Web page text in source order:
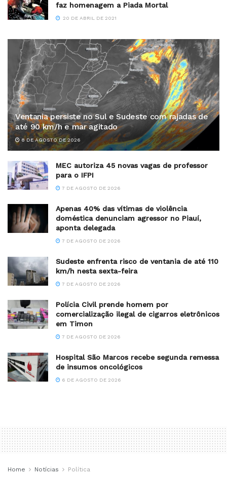
faz homenagem a Piada Mortal
20 DE ABRIL DE 2021
Ventania persiste no Sul e Sudeste com rajadas de
até 90 km/h e mar agitado
8 DE AGOSTO DE 2026
MEC autoriza 45 novas vagas de professor
para o IFPI
7 DE AGOSTO DE 2026
Apenas 40% das vítimas de violência
doméstica denunciam agressor no Piauí,
aponta delegada
7 DE AGOSTO DE 2026
Sudeste enfrenta risco de ventania de até 110
km/h nesta sexta-feira
7 DE AGOSTO DE 2026
Polícia Civil prende homem por
comercialização ilegal de cigarros eletrônicos
em Timon
7 DE AGOSTO DE 2026
Hospital São Marcos recebe segunda remessa
de insumos oncológicos
6 DE AGOSTO DE 2026
Home Notícias Política